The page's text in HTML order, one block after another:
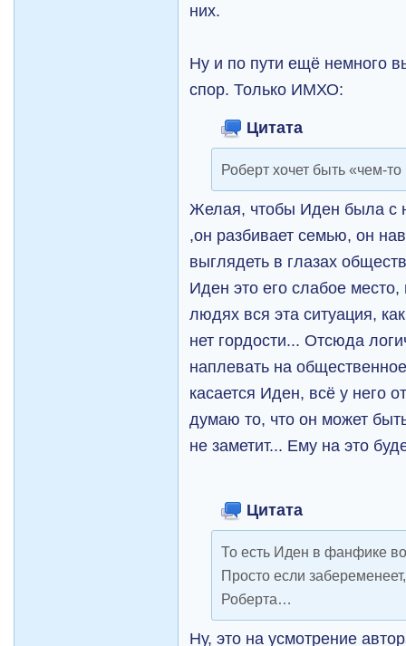
них.
Ну и по пути ещё немного
спор. Только ИМХО:
Цитата
Роберт хочет быть «чем-
Желая, чтобы Иден была с
,он разбивает семью, он
выглядеть в глазах
Иден это его слабое
людях вся эта ситуация,
нет гордости... Отсюда
наплевать на
касается Иден, всё у него
думаю то, что он может
не заметит... Ему на это
Цитата
То есть Иден в фанфике
Просто если
Роберта…
Ну, это на усмотрение